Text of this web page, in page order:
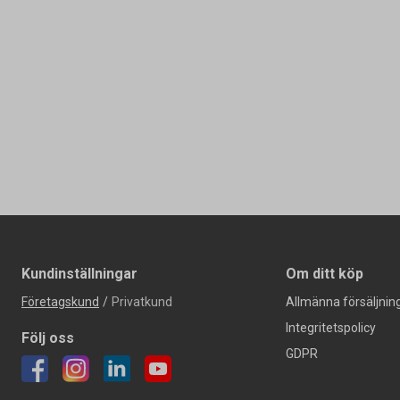
Kundinställningar
Företagskund / Privatkund
Följ oss
Om ditt köp
Allmänna
Integritetspolicy
GDPR